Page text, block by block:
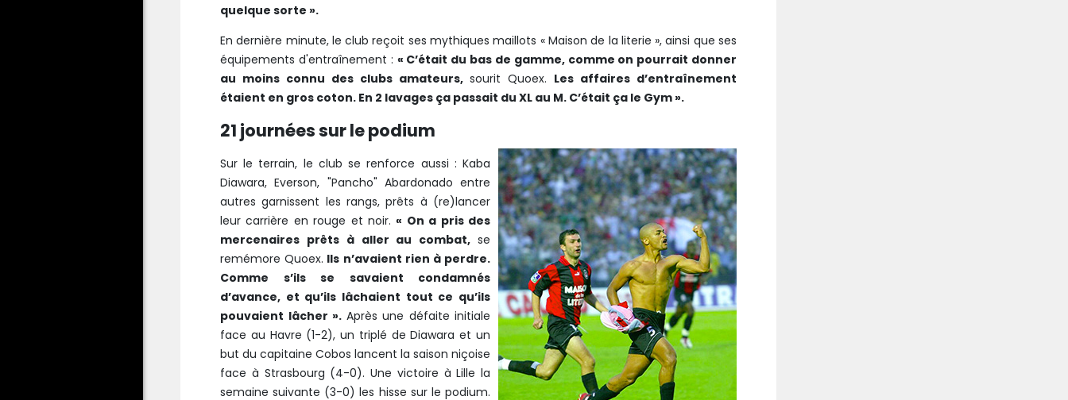
quelque sorte ».
En dernière minute, le club reçoit ses mythiques maillots « Maison de la literie », ainsi que ses
équipements d'entraînement : « C’était du bas de gamme, comme on pourrait donner
au moins connu des clubs amateurs, sourit Quoex. Les affaires d’entraînement
étaient en gros coton. En 2 lavages ça passait du XL au M. C’était ça le Gym ». ​
21 journées sur le podium
Sur le terrain, le club se renforce aussi : Kaba
Diawara, Everson, "Pancho" Abardonado entre
autres garnissent les rangs, prêts à (re)lancer
leur carrière en rouge et noir.« On a pris des
mercenaires prêts à aller au combat, se
remémore Quoex. Ils n’avaient rien à perdre.
Comme s’ils se savaient condamnés
d’avance, et qu’ils lâchaient tout ce qu’ils
pouvaient lâcher ». Après une défaite initiale
face au Havre (1-2), un triplé de Diawara et un
but du capitaine Cobos lancent la saison niçoise
face à Strasbourg (4-0). Une victoire à Lille la
semaine suivante (3-0) les hisse sur le podium.